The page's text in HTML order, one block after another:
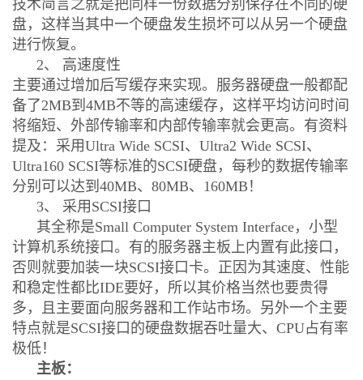
技术简言之就是把同样一份数据分别保存在不同的硬
盘，这样当其中一个硬盘发生损坏可以从另一个硬盘
进行恢复。
2、 高速度性
主要通过增加后写缓存来实现。服务器硬盘一般都配
备了2MB到4MB不等的高速缓存，这样平均访问时间
将缩短、外部传输率和内部传输率就会更高。有资料
提及：采用Ultra Wide SCSI、Ultra2 Wide SCSI、
Ultra160 SCSI等标准的SCSI硬盘，每秒的数据传输率
分别可以达到40MB、80MB、160MB！
3、 采用SCSI接口
其全称是Small Computer System Interface，小型
计算机系统接口。有的服务器主板上内置有此接口，
否则就要加装一块SCSI接口卡。正因为其速度、性能
和稳定性都比IDE要好，所以其价格当然也要贵得
多，且主要面向服务器和工作站市场。另外一个主要
特点就是SCSI接口的硬盘数据吞吐量大、CPU占有率
极低！
主板：